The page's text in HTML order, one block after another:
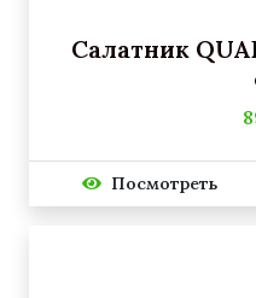
Салатник
Посмотреть